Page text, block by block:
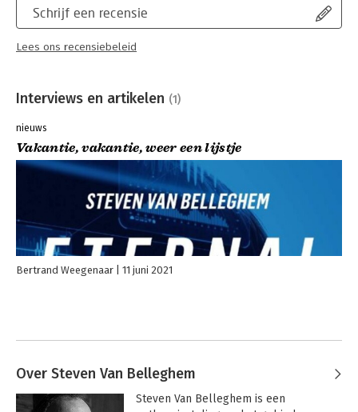
Schrijf een recensie
Lees ons recensiebeleid
Interviews en artikelen (1)
nieuws
Vakantie, vakantie, weer een lijstje
Bertrand Weegenaar 11 juni 2021
Over Steven Van Belleghem
Steven Van Belleghem is een